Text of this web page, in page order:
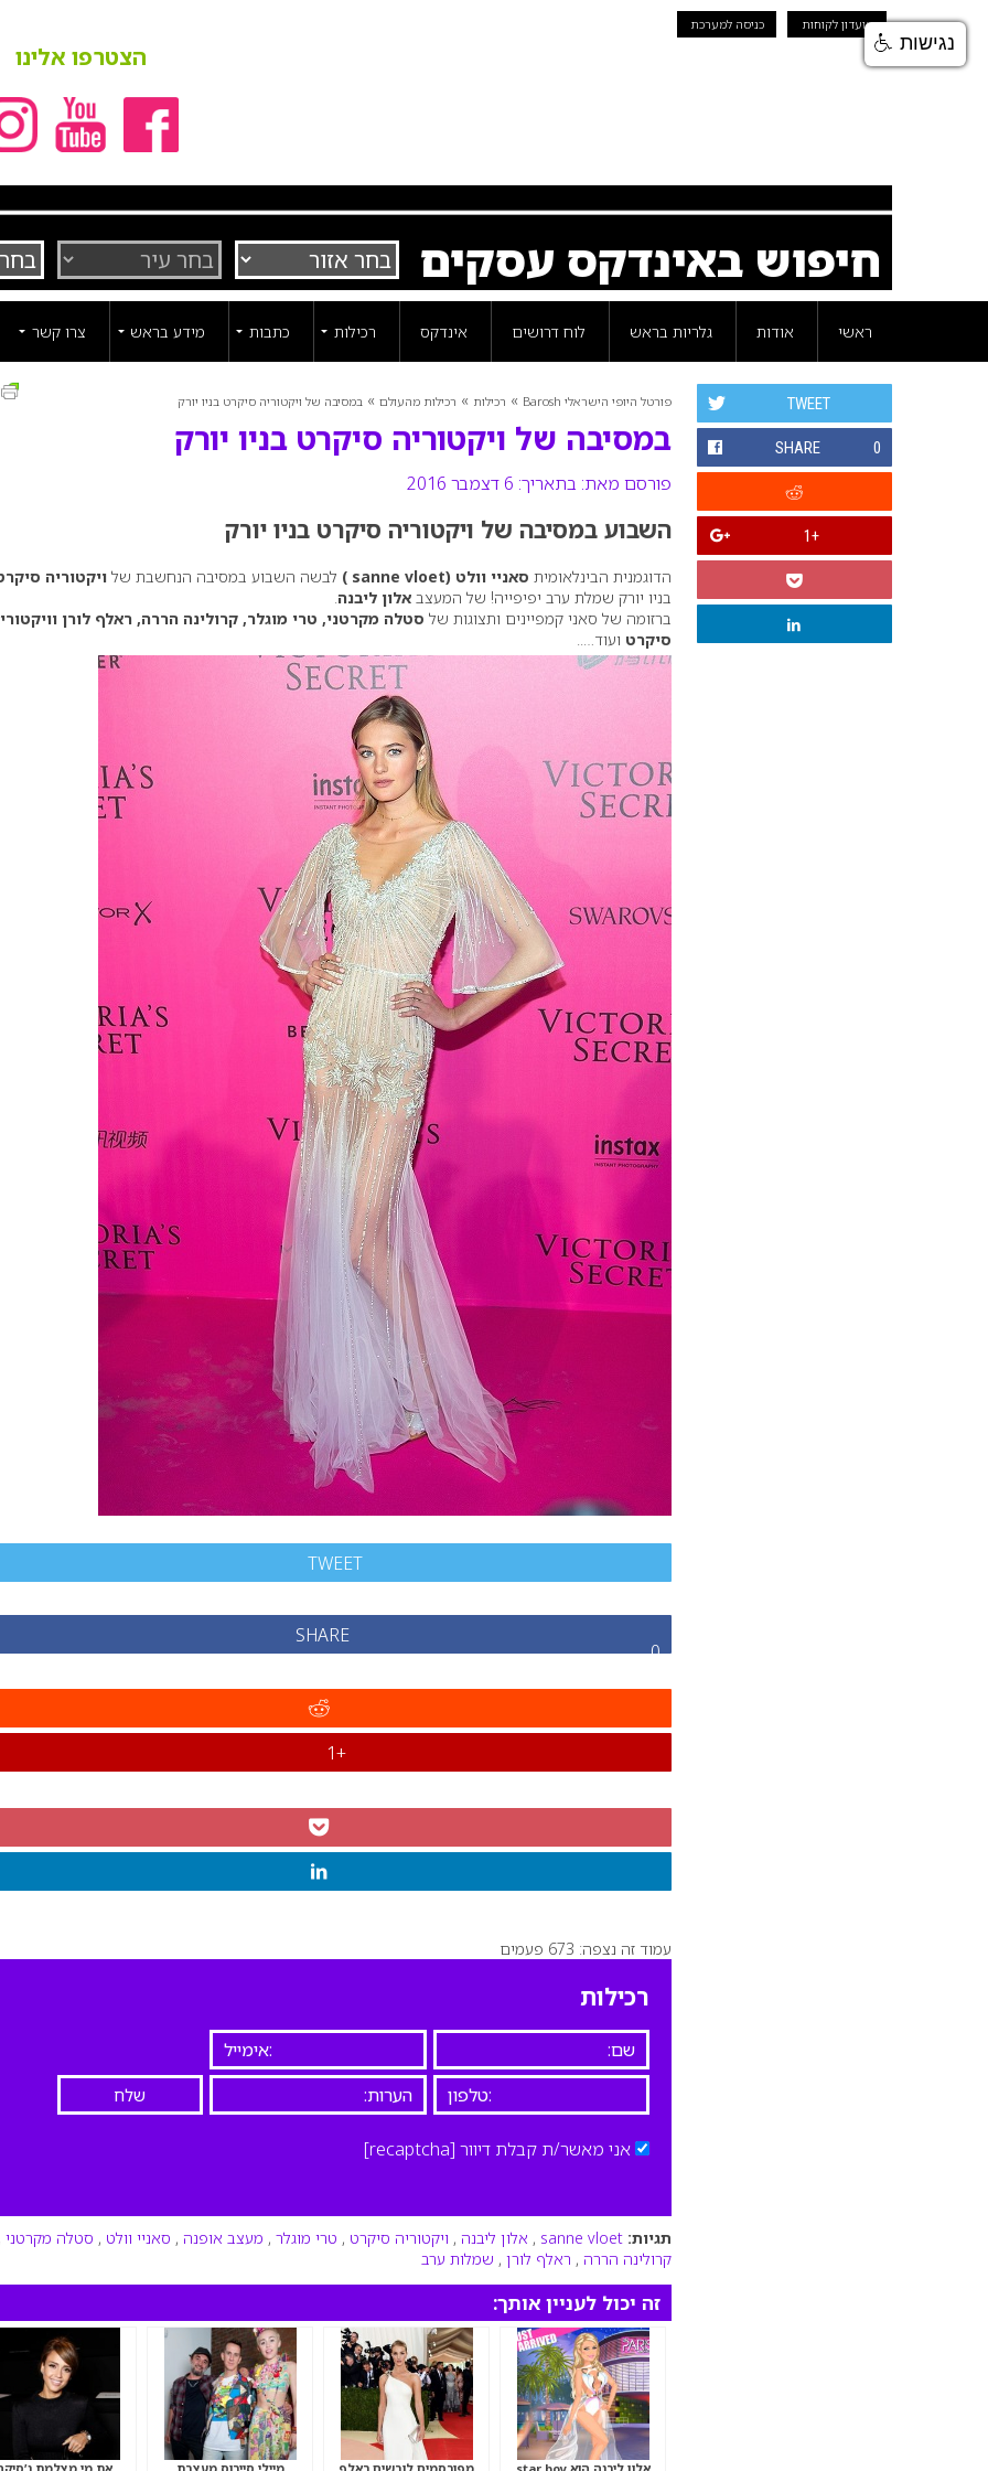
מועדון לקוחות כניסה למערכת
הצטרפו אלינו
חיפוש באינדקס עסקים
ראשי אודות גלריות בראש לוח דרושים אינדקס רכילות כתבות מידע בראש צרו קשר
פורטל היופי הישראלי Barosh » רכילות » רכילות מהעולם » במסיבה של ויקטוריה סיקרט בניו יורק
במסיבה של ויקטוריה סיקרט בניו יורק
פורסם מאת: בתאריך: 6 דצמבר 2016
TWEET
SHARE 0
+1 השבוע במסיבה של ויקטוריה סיקרט בניו יורק
הדוגמנית הבינלאומית סאניי וולט (sanne vloet ) לבשה השבוע במסיבה הנחשבת של ויקטוריה
בניו יורק שמלת ערב יפיפייה! של המעצב אלון ליבנה.
ברזומה של סאני קמפיינים ותצוגות של סטלה מקרטני, טרי מוגלר, קרולינה הררה, ראלף לורן
סיקרט ועוד…..
TWEET
SHARE
0
+1
עמוד זה נצפה: 673 פעמים
רכילות
אני מאשר/ת קבלת דיוור [recaptcha]
תגיות: sanne vloet
, אלון ליבנה , ויקטוריה סיקרט , טרי מוגלר , מעצב אופנה , סאניי וולט , סטלה מקרטני
קרולינה הררה , ראלף לורן , שמלות ערב
זה יכול לעניין אותך:
נגישות